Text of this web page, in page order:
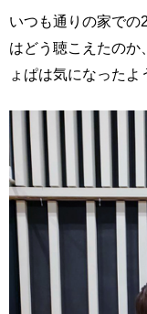
いつも通りの家での
はどう聴こえたのか
ょぱは気になったよ